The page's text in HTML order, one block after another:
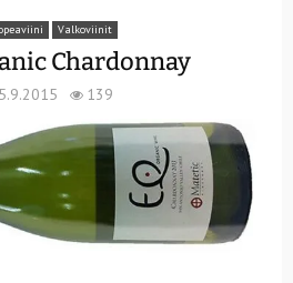
Valkoviinit
Chardonnay
139